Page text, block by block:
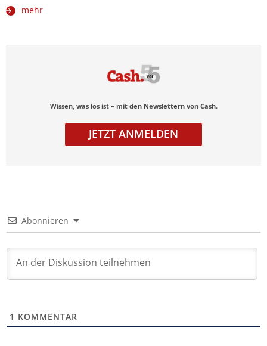
mehr
Wissen, was los ist – mit den Newslettern von Cash.
JETZT ANMELDEN
Abonnieren
1 KOMMENTAR